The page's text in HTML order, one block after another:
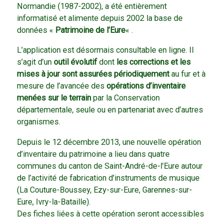
Normandie (1987-2002), a été entièrement
informatisé et alimente depuis 2002 la base de
données « Patrimoine de l’Eure« .
L’application est désormais consultable en ligne. Il
s’agit d’unoutil évolutifdont les corrections et les
mises à jour sont assurées périodiquementau fur et à
mesure de l’avancée desopérations d’inventaire
menées sur le terrain par la Conservation
départementale, seule ou en partenariat avec d’autres
organismes.
Depuis le 12 décembre 2013, une nouvelle opération
d’inventaire du patrimoine a lieu dans quatre
communes du canton de Saint-André-de-l’Eure autour
de l’activité de fabrication d’instruments de musique
(La Couture-Boussey, Ezy-sur-Eure, Garennes-sur-
Eure, Ivry-la-Bataille).
Des fiches liées à cette opération seront accessibles